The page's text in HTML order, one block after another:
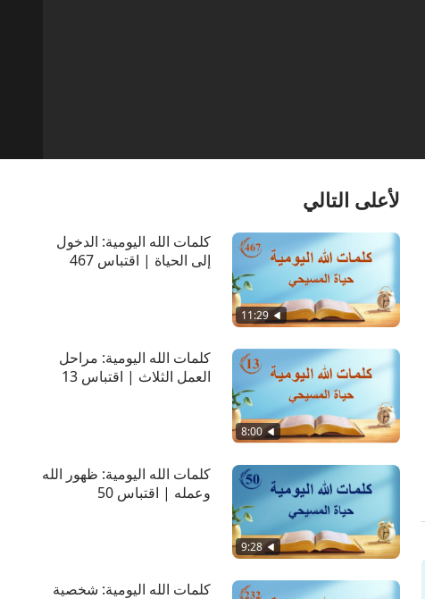
لأعلى التالي
11:29
كلمات الله اليومية: الدخول
إلى الحياة | اقتباس 467
8:00
كلمات الله اليومية: مراحل
العمل الثلاث | اقتباس 13
9:28
كلمات الله اليومية: ظهور الله
وعمله | اقتباس 50
كلمات الله اليومية: شخصية